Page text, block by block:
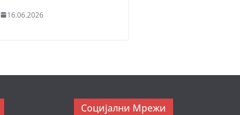
16.06.2026
Социјални Мрежи